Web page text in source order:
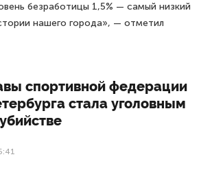
безработицы 1,5% — самый низкий
нашего города», — отметил
спортивной федерации
стала уголовным